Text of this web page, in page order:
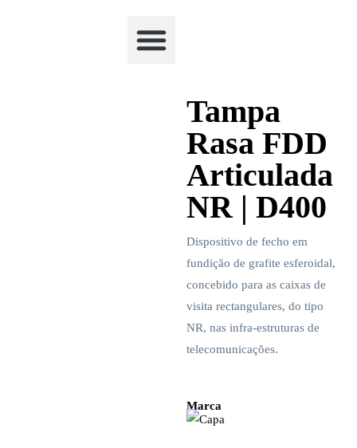
Tampa
Rasa FDD
Articulada
NR | D400
Dispositivo de fecho em
fundição de grafite esferoidal,
concebido para as caixas de
visita rectangulares, do tipo
NR, nas infra-estruturas de
telecomunicações.
Marca